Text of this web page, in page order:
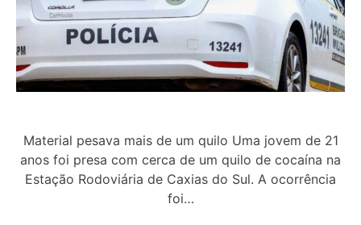
Material pesava mais de um quilo Uma jovem de 21
anos foi presa com cerca de um quilo de cocaína na
Estação Rodoviária de Caxias do Sul. A ocorrência
foi…